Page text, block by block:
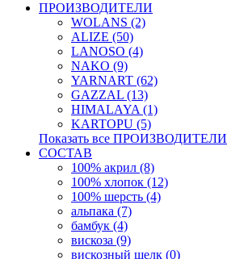
ПРОИЗВОДИТЕЛИ
WOLANS (2)
ALIZE (50)
LANOSO (4)
NAKO (9)
YARNART (62)
GAZZAL (13)
HIMALAYA (1)
KARTOPU (5)
Показать все ПРОИЗВОДИТЕЛИ
СОСТАВ
100% акрил (8)
100% хлопок (12)
100% шерсть (4)
альпака (7)
бамбук (4)
вискоза (9)
вискозный шелк (0)